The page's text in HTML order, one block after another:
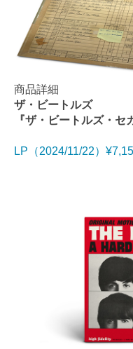
商品詳細
ザ・ビートルズ
『ザ・ビートルズ・セ
LP（2024/11/22）